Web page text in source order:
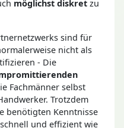
möglichst diskret zu
sind für
nicht als
- Die
Fachmänner selbst
Trotzdem
benötigten Kenntnisse
und effizient wie